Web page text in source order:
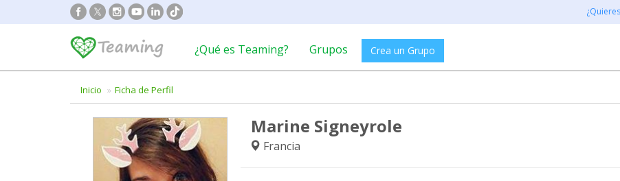
¿Qué es Teaming? Grupos Crea un Grupo
Inicio Ficha de Perfil
Marine Signeyrole
Francia